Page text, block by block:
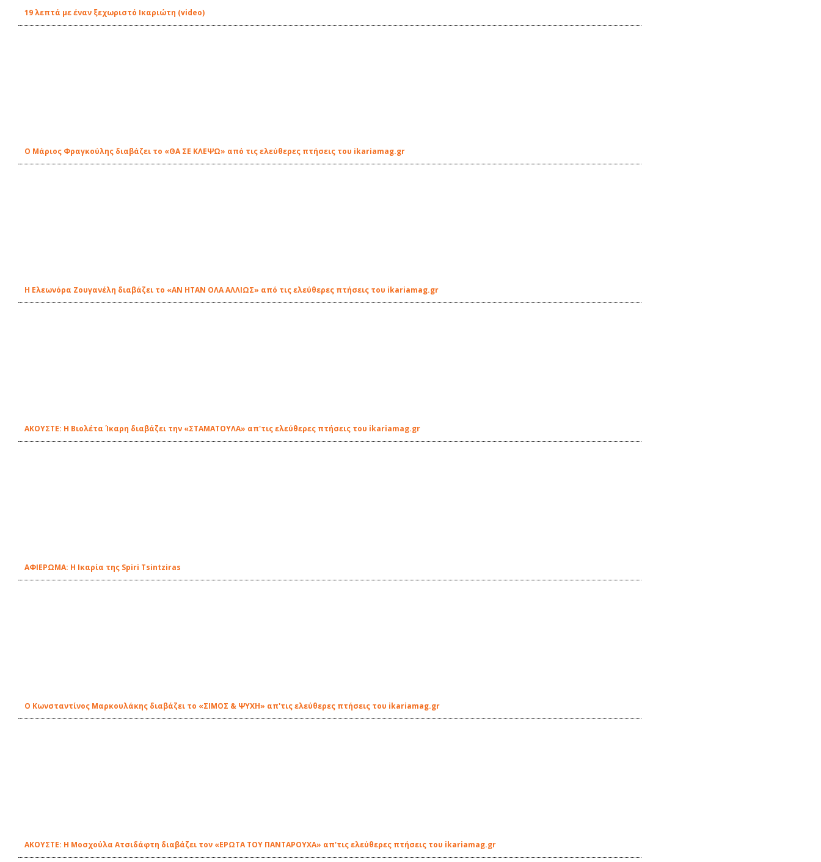
19 λεπτά με έναν ξεχωριστό Ικαριώτη (video)
O Μάριος Φραγκούλης διαβάζει το «ΘΑ ΣΕ ΚΛΕΨΩ» από τις ελεύθερες πτήσεις του ikariamag.gr
Η Ελεωνόρα Ζουγανέλη διαβάζει το «ΑΝ ΗΤΑΝ ΟΛΑ ΑΛΛΙΩΣ» από τις ελεύθερες πτήσεις του ikariamag.gr
ΑΚΟΥΣΤΕ: Η Βιολέτα Ίκαρη διαβάζει την «ΣΤΑΜΑΤΟΥΛΑ» απ'τις ελεύθερες πτήσεις του ikariamag.gr
ΑΦΙΕΡΩΜΑ: Η Ικαρία της Spiri Tsintziras
Ο Κωνσταντίνος Μαρκουλάκης διαβάζει το «ΣΙΜΟΣ & ΨΥΧΗ» απ'τις ελεύθερες πτήσεις του ikariamag.gr
ΑΚΟΥΣΤΕ: Η Μοσχούλα Ατσιδάφτη διαβάζει τον «ΕΡΩΤΑ ΤΟΥ ΠΑΝΤΑΡΟΥΧΑ» απ'τις ελεύθερες πτήσεις του ikariamag.gr